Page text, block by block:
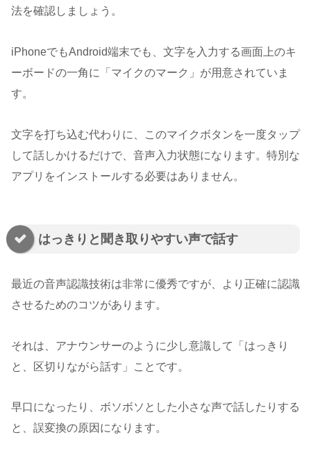
法を確認しましょう。
iPhoneでもAndroid端末でも、文字を入力する画面上のキ
ーボードの一角に「マイクのマーク」が用意されていま
す。
文字を打ち込む代わりに、このマイクボタンを一度タップ
して話しかけるだけで、音声入力状態になります。特別な
アプリをインストールする必要はありません。
はっきりと聞き取りやすい声で話す
最近の音声認識技術は非常に優秀ですが、より正確に認識
させるためのコツがあります。
それは、アナウンサーのように少し意識して「はっきり
と、区切りながら話す」ことです。
早口になったり、ボソボソとした小さな声で話したりする
と、誤変換の原因になります。